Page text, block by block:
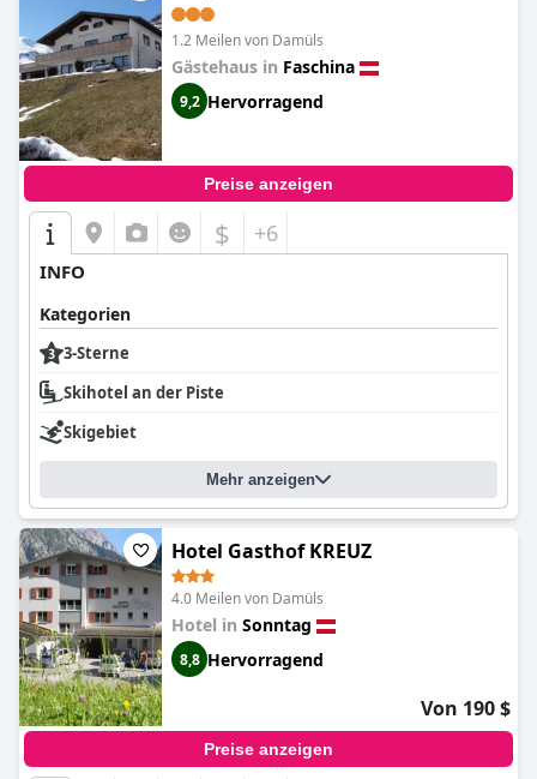
1.2 Meilen von Damüls
Gästehaus in Faschina
9,2 Hervorragend
Preise anzeigen
$ +6
INFO
Kategorien
3-Sterne
Skihotel an der Piste
Skigebiet
Mehr anzeigen
Hotel Gasthof KREUZ
4.0 Meilen von Damüls
Hotel in Sonntag
8,8 Hervorragend
Von 190 $
Preise anzeigen